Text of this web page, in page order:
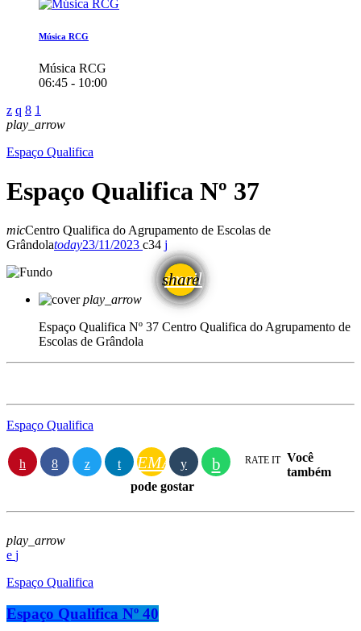
Música RCG
Música RCG
06:45 - 10:00
play_arrow
Espaço Qualifica
Espaço Qualifica Nº 37
micCentro Qualifica do Agrupamento de Escolas de
Grândolatoday23/11/2023 34
share
email
play_arrow
Espaço Qualifica Nº 37 Centro Qualifica do Agrupamento de
Escolas de Grândola
Espaço Qualifica
EMAIL RATE IT Você
também
pode gostar
play_arrow
Espaço Qualifica
Espaço Qualifica Nº 40